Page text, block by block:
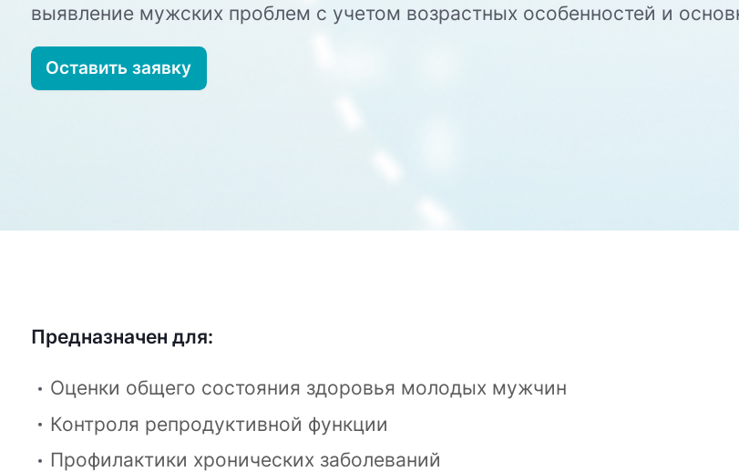
выявление мужских проблем с учетом возрастных особенностей и
Оставить заявку
Предназначен для:
Оценки общего состояния здоровья молодых мужчин
Контроля репродуктивной функции
Профилактики хронических заболеваний